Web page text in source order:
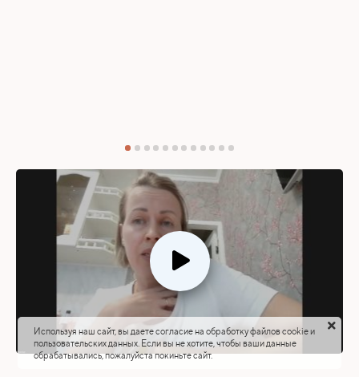
Используя наш сайт, вы даете согласие на обработку файлов cookie и
пользовательских данных. Если вы не хотите, чтобы ваши данные
обрабатывались, пожалуйста покиньте сайт.